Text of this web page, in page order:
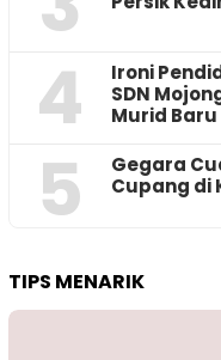
4
Ironi
SDN
Murid Baru
5
‎Gegara
Cupang di
TIPS MENARIK